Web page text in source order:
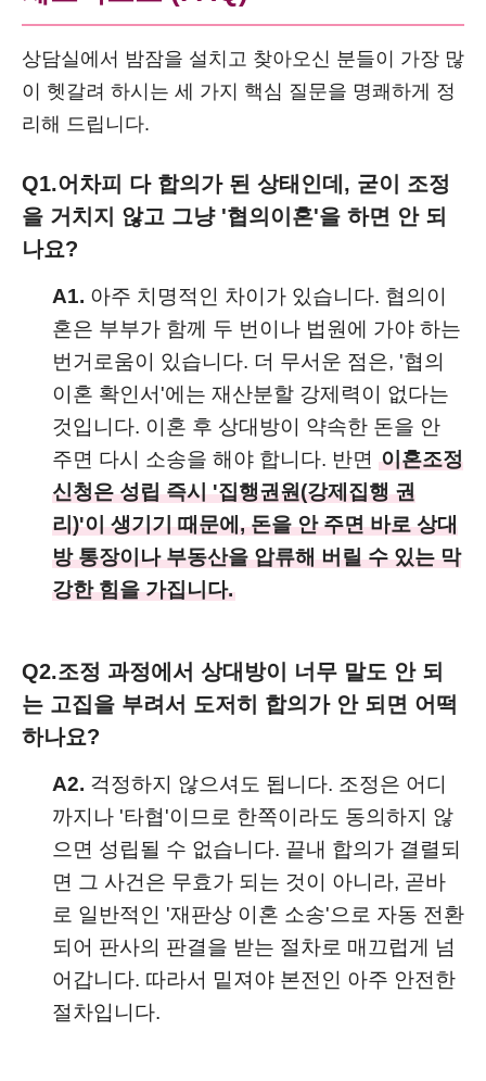
상담실에서 밤잠을 설치고 찾아오신 분들이 가장 많
이 헷갈려 하시는 세 가지 핵심 질문을 명쾌하게 정
리해 드립니다.
Q1.어차피 다 합의가 된 상태인데, 굳이 조정
을 거치지 않고 그냥 '협의이혼'을 하면 안 되
나요?
A1. 아주 치명적인 차이가 있습니다. 협의이
혼은 부부가 함께 두 번이나 법원에 가야 하는
번거로움이 있습니다. 더 무서운 점은, '협의
이혼 확인서'에는 재산분할 강제력이 없다는
것입니다. 이혼 후 상대방이 약속한 돈을 안
주면 다시 소송을 해야 합니다. 반면 이혼조정
신청은 성립 즉시 '집행권원(강제집행 권
리)'이 생기기 때문에, 돈을 안 주면 바로 상대
방 통장이나 부동산을 압류해 버릴 수 있는 막
강한 힘을 가집니다.
Q2.조정 과정에서 상대방이 너무 말도 안 되
는 고집을 부려서 도저히 합의가 안 되면 어떡
하나요?
A2. 걱정하지 않으셔도 됩니다. 조정은 어디
까지나 '타협'이므로 한쪽이라도 동의하지 않
으면 성립될 수 없습니다. 끝내 합의가 결렬되
면 그 사건은 무효가 되는 것이 아니라, 곧바
로 일반적인 '재판상 이혼 소송'으로 자동 전환
되어 판사의 판결을 받는 절차로 매끄럽게 넘
어갑니다. 따라서 밑져야 본전인 아주 안전한
절차입니다.